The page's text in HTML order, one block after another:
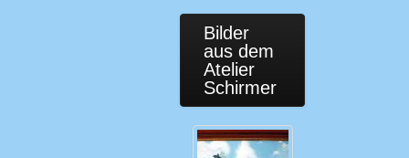
Bilder
aus dem
Atelier
Schirmer